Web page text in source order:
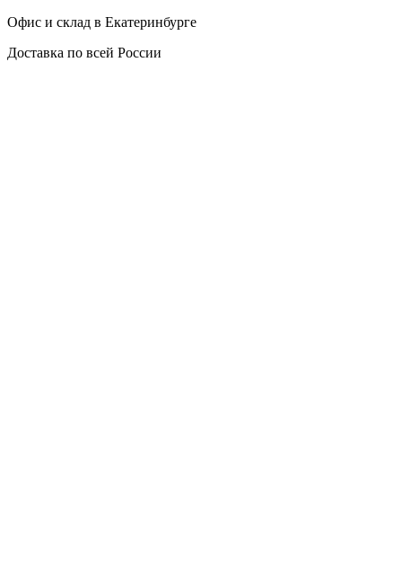
Офис и склад в Екатеринбурге
Доставка по всей России